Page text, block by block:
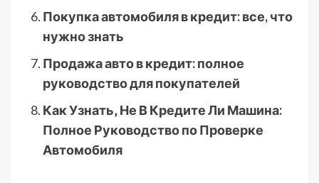
Покупка автомобиля в кредит: все, что
нужно знать
Продажа авто в кредит: полное
руководство для покупателей
Как Узнать‚ Не В Кредите Ли Машина:
Полное Руководство по Проверке
Автомобиля